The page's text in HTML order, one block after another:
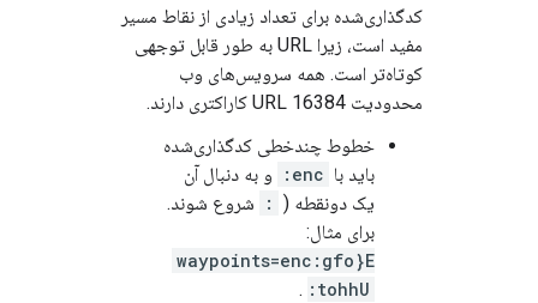
کدگذاری‌شده برای تعداد زیادی از نقاط مسیر
مفید است، زیرا URL به طور قابل توجهی
کوتاه‌تر است. همه سرویس‌های وب
محدودیت URL 16384 کاراکتری دارند.
خطوط چندخطی کدگذاری‌شده
باید با enc:
و به دنبال آن
یک دونقطه ( :
شروع شوند.
برای مثال:
waypoints=enc:gfo}E
tohhU:
.